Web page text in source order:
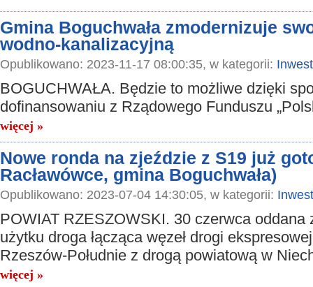
Gmina Boguchwała zmodernizuje
wodno-kanalizacyjną
Opublikowano: 2023-11-17 08:00:35, w kategorii:
BOGUCHWAŁA. Będzie to możliwe dzięki
dofinansowaniu z Rządowego Funduszu
więcej »
Nowe ronda na zjeździe z S19 już
Racławówce, gmina Boguchwała)
Opublikowano: 2023-07-04 14:30:05, w kategorii:
POWIAT RZESZOWSKI. 30 czerwca oddana
użytku droga łącząca węzeł drogi
Rzeszów-Południe z drogą powiatową w
więcej »